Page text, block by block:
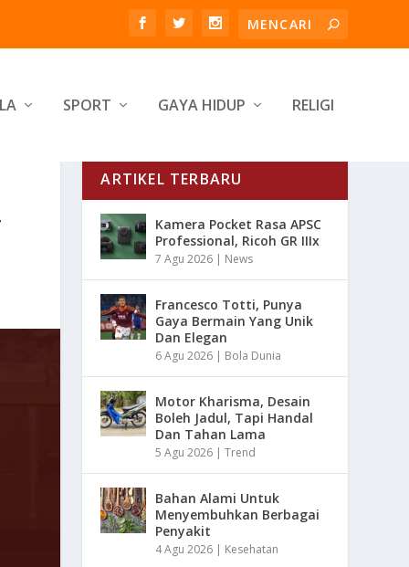
SPORT GAYA HIDUP RELIGI
ARTIKEL TERBARU
Kamera Pocket Rasa APSC
Professional, Ricoh GR IIIx
7 Agu 2026 | News
Francesco Totti, Punya
Gaya Bermain Yang Unik
Dan Elegan
6 Agu 2026 | Bola Dunia
Motor Kharisma, Desain
Boleh Jadul, Tapi Handal
Dan Tahan Lama
5 Agu 2026 |Trend
Bahan Alami Untuk
Menyembuhkan Berbagai
Penyakit
4 Agu 2026 | Kesehatan